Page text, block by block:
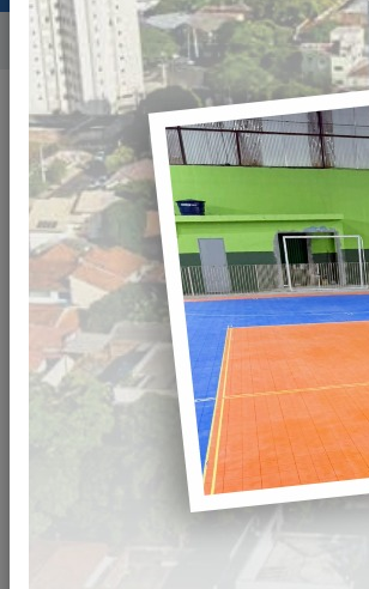
Home Concursos e Processos Seletivos
Filtro
Encerrado
Número
Ano